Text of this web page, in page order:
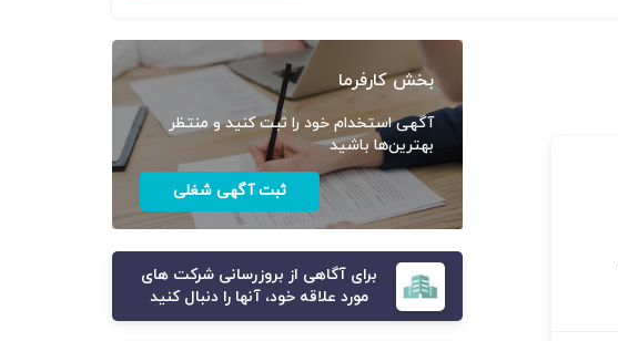
بخش کارفرما
آگهی استخدام خود را ثبت کنید و منتظر
بهترین‌ها باشید
ثبت آگهی شغلی
برای آگاهی از بروزرسانی شرکت های
مورد علاقه خود، آنها را دنبال کنید